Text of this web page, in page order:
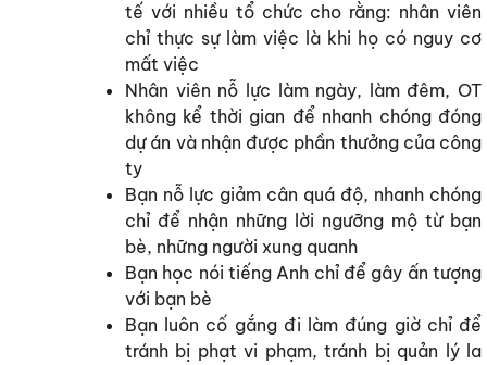
tế với nhiều tổ chức cho rằng: nhân viên
chỉ thực sự làm việc là khi họ có nguy cơ
mất việc
Nhân viên nỗ lực làm ngày, làm đêm, OT
không kể thời gian để nhanh chóng đóng
dự án và nhận được phần thưởng của công
ty
Bạn nỗ lực giảm cân quá độ, nhanh chóng
chỉ để nhận những lời ngưỡng mộ từ bạn
bè, những người xung quanh
Bạn học nói tiếng Anh chỉ để gây ấn tượng
với bạn bè
Bạn luôn cố gắng đi làm đúng giờ chỉ để
tránh bị phạt vi phạm, tránh bị quản lý la